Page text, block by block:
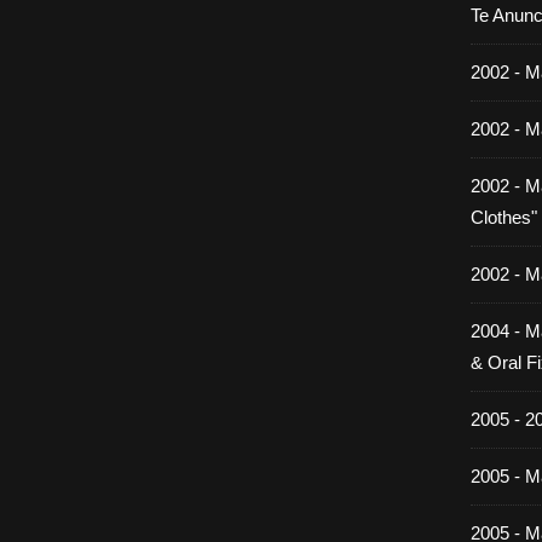
Te
2002 -
2002 -
2002 -
Clothes"
2002 -
2004 -
& Oral
2005 -
2005 -
2005 -